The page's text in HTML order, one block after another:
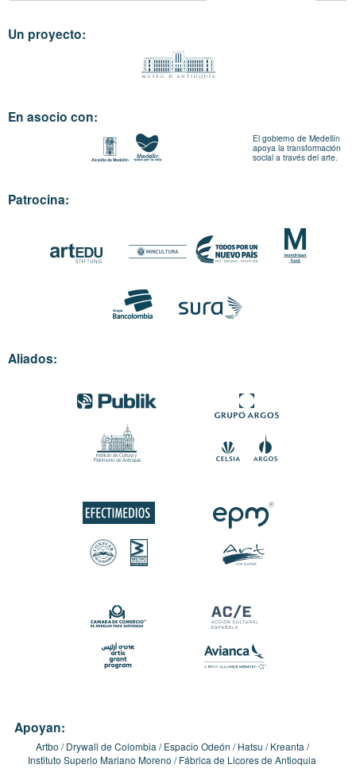
Un proyecto:
En asocio con:
El gobierno de Medellín
apoya la transformación
social a través del arte.
Patrocina:
Aliados:
Apoyan:
Artbo Drywall de Colombia Espacio Odeón Hatsu
Kreanta
Instituto Superio Mariano Moreno
Fábrica de Licores de Antioquia